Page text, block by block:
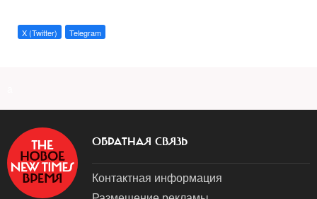
X (Twitter) Telegram
ОБРАТНАЯ СВЯЗЬ
Контактная информация